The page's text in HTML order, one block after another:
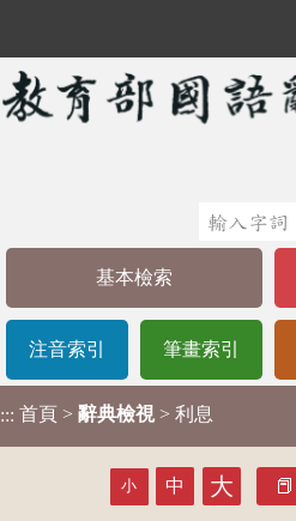
基本檢索
注音索引 筆畫索引
::: 首頁 > 辭典檢視 > 利息
小 中 大